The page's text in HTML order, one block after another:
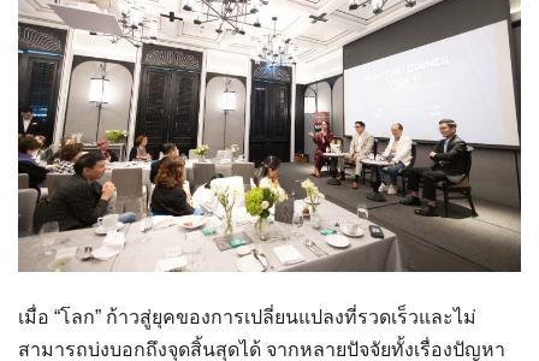
เมื่อ “โลก” ก้าวสู่ยุคของการเปลี่ยนแปลงที่รวดเร็วและไม่
สามารถบ่งบอกถึงจุดสิ้นสุดได้ จากหลายปัจจัยทั้งเรื่องปัญหา